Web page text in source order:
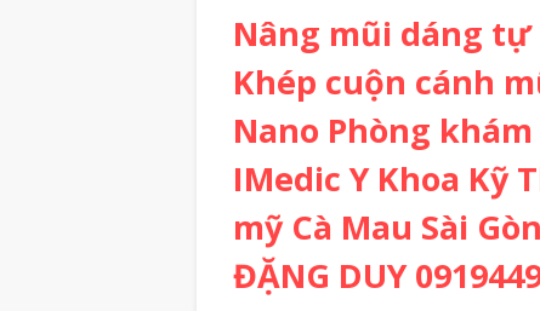
Nâng mũi dáng
Khép cuộn cánh
Nano Phòng
IMedic Y Khoa Kỹ
mỹ Cà Mau Sài
ĐẶNG DUY